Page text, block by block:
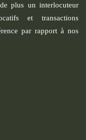
plus un interlocuteur
et transactions
par rapport à nos